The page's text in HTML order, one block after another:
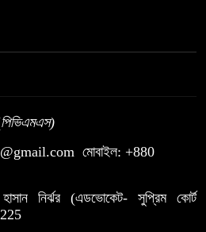
পিভিএমএস)
মোবাইল: +880
নির্ঝর (এডভোকেট- সুপ্রিম কোর্ট